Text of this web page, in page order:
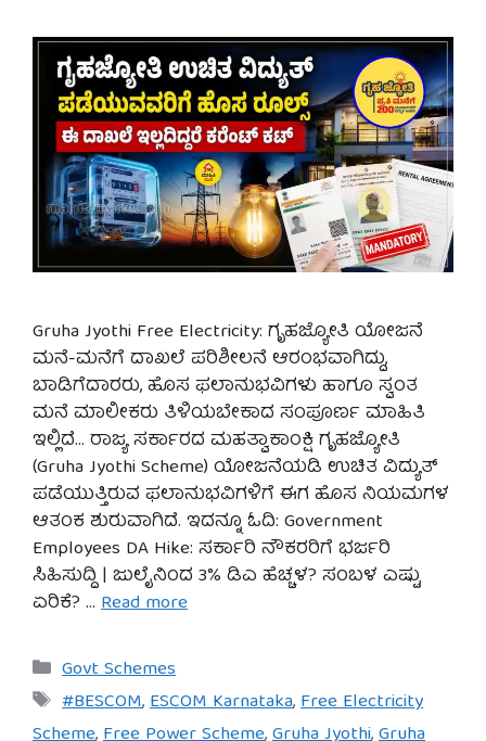
Gruha Jyothi Free Electricity: ಗೃಹಜ್ಯೋತಿ ಯೋಜನೆ
ಮನೆ-ಮನೆಗೆ ದಾಖಲೆ ಪರಿಶೀಲನೆ ಆರಂಭವಾಗಿದ್ದು,
ಬಾಡಿಗೆದಾರರು, ಹೊಸ ಫಲಾನುಭವಿಗಳು ಹಾಗೂ ಸ್ವಂತ
ಮನೆ ಮಾಲೀಕರು ತಿಳಿಯಬೇಕಾದ ಸಂಪೂರ್ಣ ಮಾಹಿತಿ
ಇಲ್ಲಿದೆ… ರಾಜ್ಯ ಸರ್ಕಾರದ ಮಹತ್ವಾಕಾಂಕ್ಷಿ ಗೃಹಜ್ಯೋತಿ
(Gruha Jyothi Scheme) ಯೋಜನೆಯಡಿ ಉಚಿತ ವಿದ್ಯುತ್
ಪಡೆಯುತ್ತಿರುವ ಫಲಾನುಭವಿಗಳಿಗೆ ಈಗ ಹೊಸ ನಿಯಮಗಳ
ಆತಂಕ ಶುರುವಾಗಿದೆ. ಇದನ್ನೂ ಓದಿ: Government
Employees DA Hike: ಸರ್ಕಾರಿ ನೌಕರರಿಗೆ ಭರ್ಜರಿ
ಸಿಹಿಸುದ್ದಿ | ಜುಲೈನಿಂದ 3% ಡಿಎ ಹೆಚ್ಚಳ? ಸಂಬಳ ಎಷ್ಟು
ಏರಿಕೆ? … Read more
Categories
Govt Schemes
Tags
#BESCOM,ESCOM Karnataka,Free Electricity